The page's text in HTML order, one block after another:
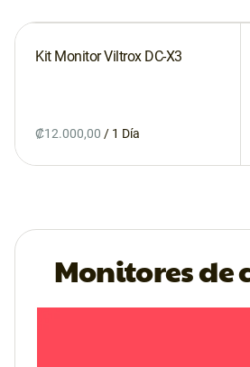
Kit Monitor Viltrox DC-X3
/
Monitores de